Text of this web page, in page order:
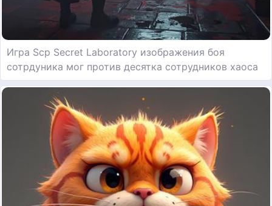
Игра Scp Secret Laboratory изображения боя
сотрдуника мог против десятка сотрудников хаоса